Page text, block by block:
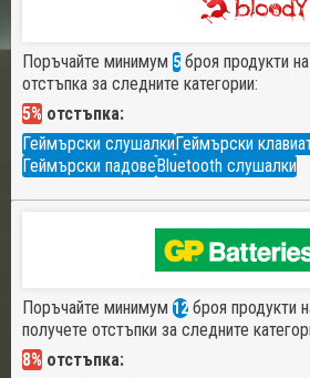
Поръчайте минимум 5 броя продукти на
отстъпка за следните категории:
5% отстъпка:
Геймърски слушалкиГеймърски
Геймърски падовеBluetooth слушалки
Поръчайте минимум 12 броя продукти
получете отстъпки за следните
8% отстъпка: